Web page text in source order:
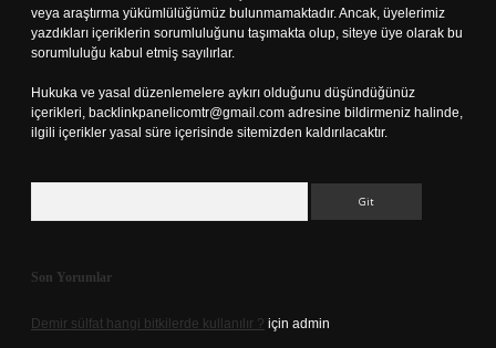
veya araştırma yükümlülüğümüz bulunmamaktadır. Ancak, üyelerimiz
yazdıkları içeriklerin sorumluluğunu taşımakta olup, siteye üye olarak bu
sorumluluğu kabul etmiş sayılırlar.
Hukuka ve yasal düzenlemelere aykırı olduğunu düşündüğünüz
içerikleri, backlinkpanelicomtr@gmail.com adresine bildirmeniz halinde,
ilgili içerikler yasal süre içerisinde sitemizden kaldırılacaktır.
Son Yorumlar
Demir sülfat hangi bitkilerde kullanılır ? için admin